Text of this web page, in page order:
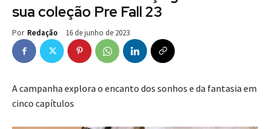
sua coleção Pre Fall 23
Por Redação 16 de junho de 2023
A campanha explora o encanto dos sonhos e da fantasia em
cinco capítulos